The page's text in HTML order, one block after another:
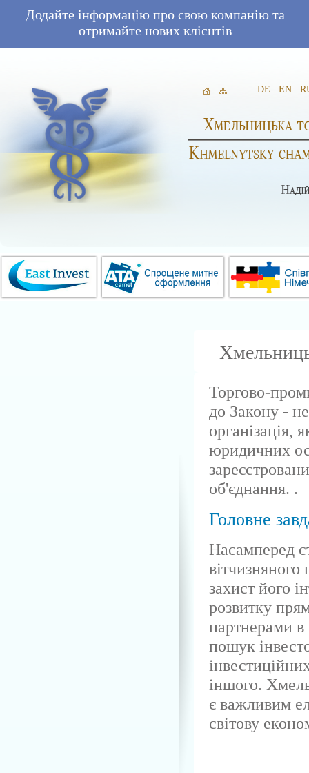
Додайте інформацію про свою компанію та
отримайте нових клієнтів
DE EN
Торгово-
до Закону -
організація,
юридичних
об'єднання. .
Головне
Насамперед
захист його
розвитку
партнерами в
пошук
іншого.
є важливим
світову